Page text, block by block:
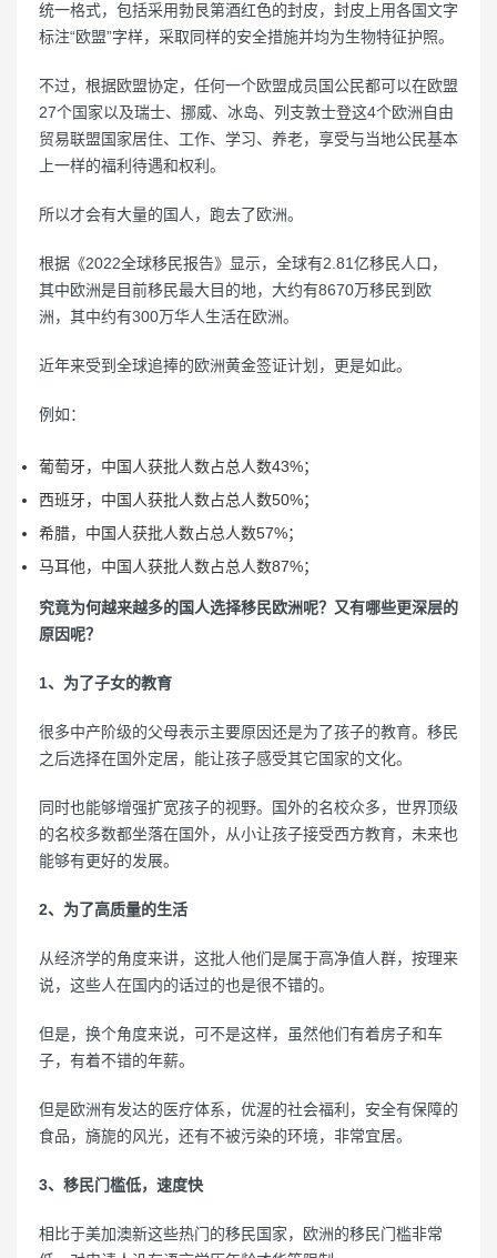
统一格式，包括采用勃艮第酒红色的封皮，封皮上用各国文字
标注“欧盟”字样，采取同样的安全措施并均为生物特征护照。
不过，根据欧盟协定，任何一个欧盟成员国公民都可以在欧盟
27个国家以及瑞士、挪威、冰岛、列支敦士登这4个欧洲自由
贸易联盟国家居住、工作、学习、养老，享受与当地公民基本
上一样的福利待遇和权利。
所以才会有大量的国人，跑去了欧洲。
根据《2022全球移民报告》显示，全球有2.81亿移民人口，
其中欧洲是目前移民最大目的地，大约有8670万移民到欧
洲，其中约有300万华人生活在欧洲。
近年来受到全球追捧的欧洲黄金签证计划，更是如此。
例如：
葡萄牙，中国人获批人数占总人数43%；
西班牙，中国人获批人数占总人数50%；
希腊，中国人获批人数占总人数57%；
马耳他，中国人获批人数占总人数87%；
究竟为何越来越多的国人选择移民欧洲呢？又有哪些更深层的
原因呢？
1、为了子女的教育
很多中产阶级的父母表示主要原因还是为了孩子的教育。移民
之后选择在国外定居，能让孩子感受其它国家的文化。
同时也能够增强扩宽孩子的视野。国外的名校众多，世界顶级
的名校多数都坐落在国外，从小让孩子接受西方教育，未来也
能够有更好的发展。
2、为了高质量的生活
从经济学的角度来讲，这批人他们是属于高净值人群，按理来
说，这些人在国内的话过的也是很不错的。
但是，换个角度来说，可不是这样，虽然他们有着房子和车
子，有着不错的年薪。
但是欧洲有发达的医疗体系，优渥的社会福利，安全有保障的
食品，旖旎的风光，还有不被污染的环境，非常宜居。
3、移民门槛低，速度快
相比于美加澳新这些热门的移民国家，欧洲的移民门槛非常